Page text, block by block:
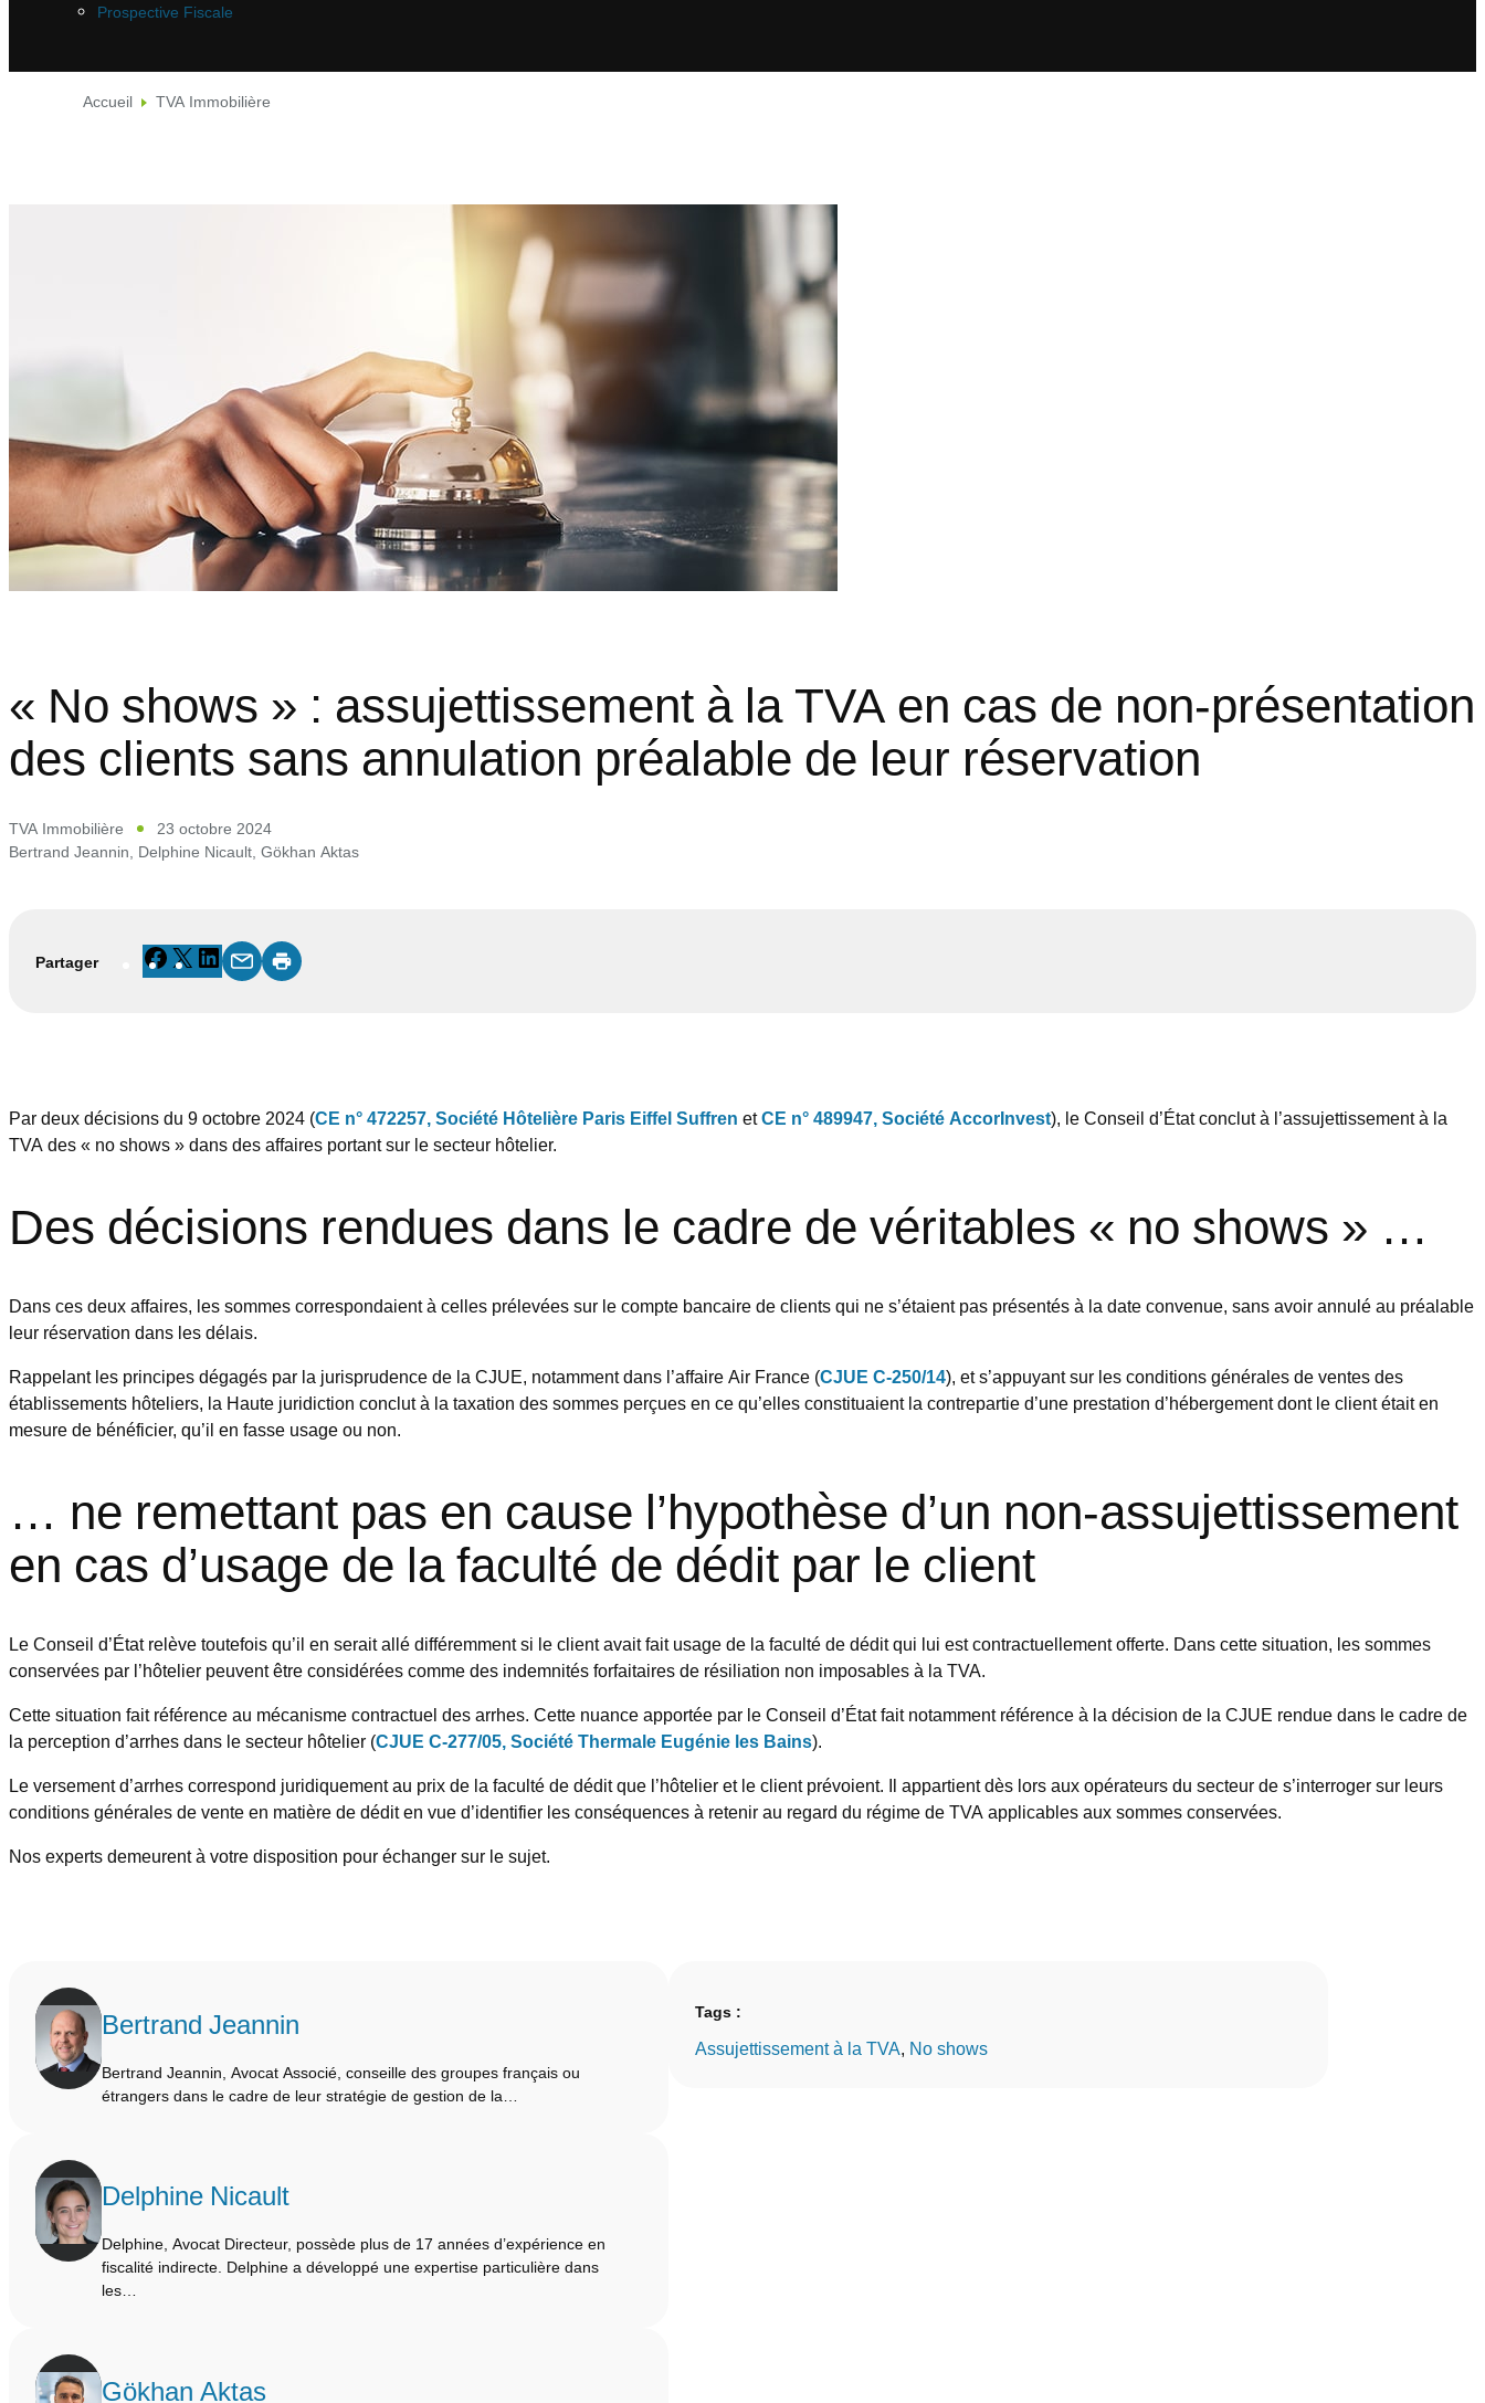
Prospective Fiscale
Accueil TVA Immobilière
« No shows » : assujettissement à la TVA en cas de non-présentation
des clients sans annulation préalable de leur réservation
TVA Immobilière
23 octobre 2024
Bertrand Jeannin, Delphine Nicault, Gökhan Aktas
Partager Facebook
X LinkedIn
Par deux décisions du 9 octobre 2024 (CE n° 472257, Société Hôtelière Paris Eiffel Suffren etCE n° 489947, Société AccorInvest), le Conseil d’État conclut à l’assujettissement à la
TVA des « no shows » dans des affaires portant sur le secteur hôtelier.
Des décisions rendues dans le cadre de véritables « no shows » …
Dans ces deux affaires, les sommes correspondaient à celles prélevées sur le compte bancaire de clients qui ne s’étaient pas présentés à la date convenue, sans avoir annulé au préalable
leur réservation dans les délais.
Rappelant les principes dégagés par la jurisprudence de la CJUE, notamment dans l’affaire Air France (CJUE C-250/14), et s’appuyant sur les conditions générales de ventes des
établissements hôteliers, la Haute juridiction conclut à la taxation des sommes perçues en ce qu’elles constituaient la contrepartie d’une prestation d’hébergement dont le client était en
mesure de bénéficier, qu’il en fasse usage ou non.
… ne remettant pas en cause l’hypothèse d’un non-assujettissement
en cas d’usage de la faculté de dédit par le client
Le Conseil d’État relève toutefois qu’il en serait allé différemment si le client avait fait usage de la faculté de dédit qui lui est contractuellement offerte. Dans cette situation, les sommes
conservées par l’hôtelier peuvent être considérées comme des indemnités forfaitaires de résiliation non imposables à la TVA.
Cette situation fait référence au mécanisme contractuel des arrhes. Cette nuance apportée par le Conseil d’État fait notamment référence à la décision de la CJUE rendue dans le cadre de
la perception d’arrhes dans le secteur hôtelier (CJUE C-277/05, Société Thermale Eugénie les Bains).
Le versement d’arrhes correspond juridiquement au prix de la faculté de dédit que l’hôtelier et le client prévoient. Il appartient dès lors aux opérateurs du secteur de s’interroger sur leurs
conditions générales de vente en matière de dédit en vue d’identifier les conséquences à retenir au regard du régime de TVA applicables aux sommes conservées.
Nos experts demeurent à votre disposition pour échanger sur le sujet.
Bertrand Jeannin
Bertrand Jeannin, Avocat Associé, conseille des groupes français ou
étrangers dans le cadre de leur stratégie de gestion de la…
Delphine Nicault
Delphine, Avocat Directeur, possède plus de 17 années d’expérience en
fiscalité indirecte. Delphine a développé une expertise particulière dans
les…
Gökhan Aktas
Tags :
Assujettissement à la TVA, No shows